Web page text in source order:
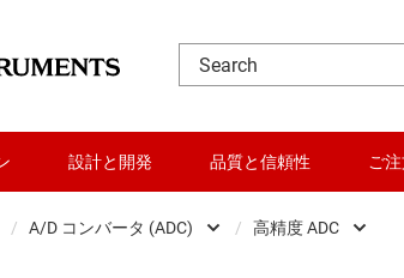
設計と開発 品質と信頼性 ご
/ A/D コンバータ (ADC) / 高精度 ADC